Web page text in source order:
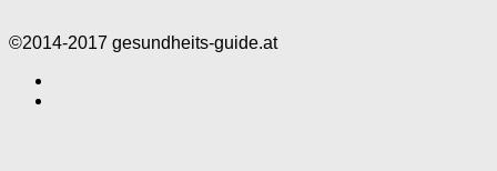
©2014-2017 gesundheits-guide.at